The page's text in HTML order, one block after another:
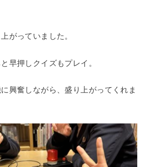
がっていました。
早押しクイズもプレイ。
興奮しながら、盛り上がってくれま